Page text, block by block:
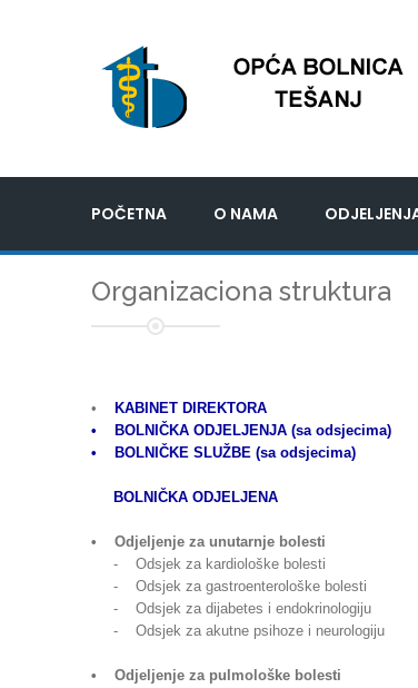
POČETNA O NAMA
Organizaciona struktura
•
KABINET DIREKTORA
• BOLNIČKA ODJELJENJA (sa odsjecima)
• BOLNIČKE SLUŽBE (sa odsjecima)
BOLNIČKA ODJELJENA
• Odjeljenje za unutarnje bolesti
- Odsjek za kardiološke bolesti
- Odsjek za gastroenterološke bolesti
- Odsjek za dijabetes i endokrinologiju
- Odsjek za akutne psihoze i neurologiju
• Odjeljenje za pulmološke bolesti